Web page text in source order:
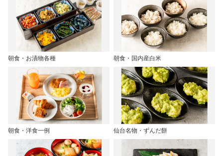
朝食・お漬物各種 朝食・国内産白米
朝食・洋食一例 仙台名物・ずんだ餅